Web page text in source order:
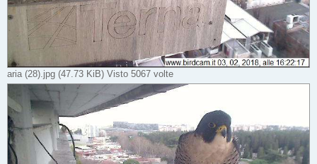
aria (28).jpg (47.73 KiB) Visto 5067 volte